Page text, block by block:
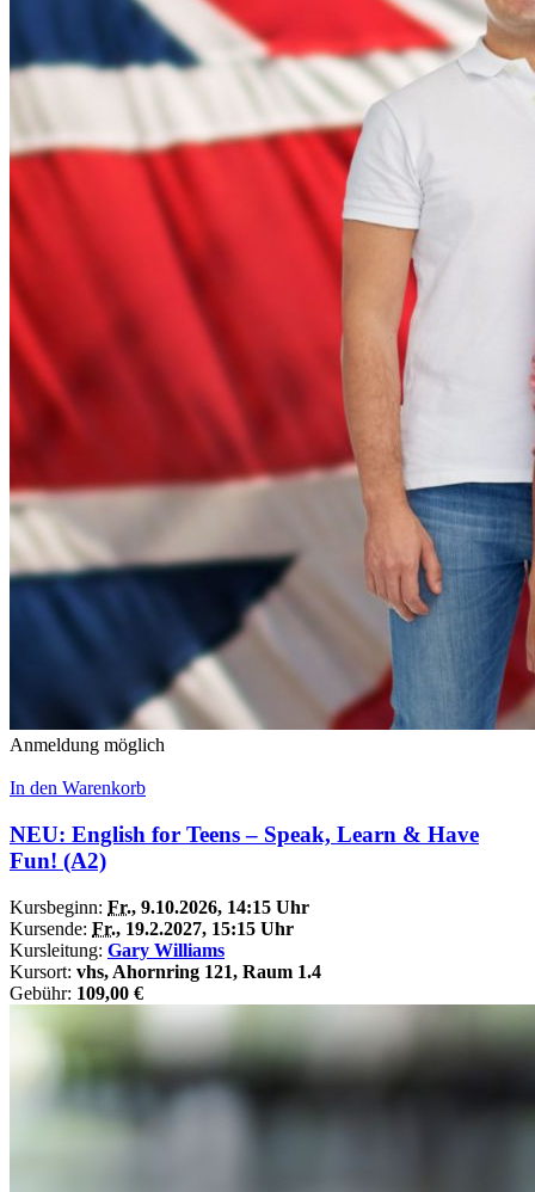
Anmeldung möglich
In den Warenkorb
NEU: English for Teens – Speak, Learn & Have
Fun! (A2)
Kursbeginn: Fr., 9.10.2026, 14:15 Uhr
Kursende: Fr., 19.2.2027, 15:15 Uhr
Kursleitung: Gary Williams
Kursort: vhs, Ahornring 121, Raum 1.4
Gebühr: 109,00 €